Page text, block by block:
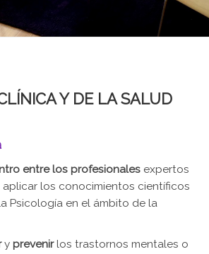
Y DE LA SALUD
entre los profesionales expertos
los conocimientos científicos
Psicología en el ámbito de la
y prevenirlos trastornos mentales o